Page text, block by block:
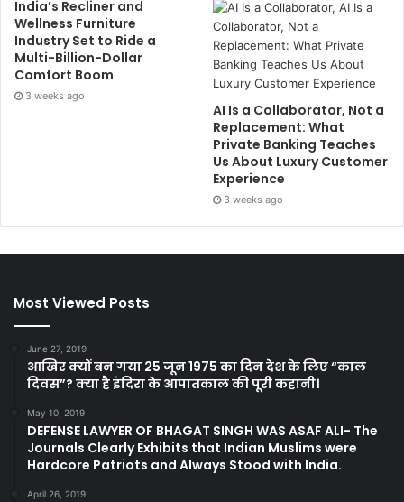
India’s Recliner and
Wellness Furniture
Industry Set to Ride a
Multi-Billion-Dollar
Comfort Boom
3 weeks ago
AI Is a Collaborator, Not a
Replacement: What
Private Banking Teaches
Us About Luxury Customer
Experience
3 weeks ago
Most Viewed Posts
June 27, 2019
आखिर क्यों बन गया 25 जून 1975 का दिन देश के लिए “काल
दिवस”? क्या है इंदिरा के आपातकाल की पूरी कहानी।
May 10, 2019
DEFENSE LAWYER OF BHAGAT SINGH WAS ASAF ALI- The
Journals Clearly Exhibits that Indian Muslims were
Hardcore Patriots and Always Stood with India.
April 26, 2019